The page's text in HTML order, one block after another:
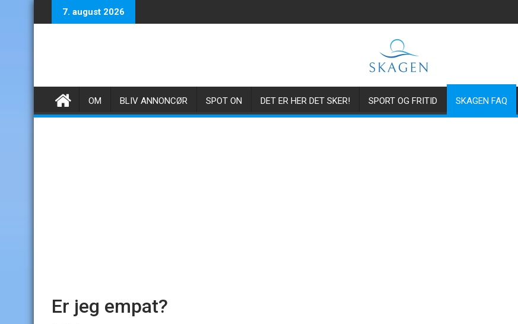
to
7. august 2026
OM BLIV ANNONCØR SPOT ON DET ER HER DET SKER! SPORT OG FRITID SKAGEN FAQ
Er jeg empat?